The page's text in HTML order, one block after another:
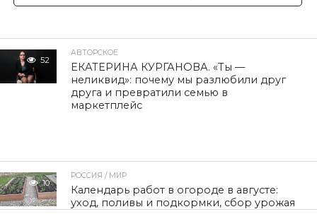
52
АВТОРСКОЕ
ЕКАТЕРИНА КУРГАНОВА. «Ты —
неликвид»: почему мы разлюбили друг
друга и превратили семью в
маркетплейс
10
РОССИЯ / МИР
Календарь работ в огороде в августе:
уход, поливы и подкормки, сбор урожая